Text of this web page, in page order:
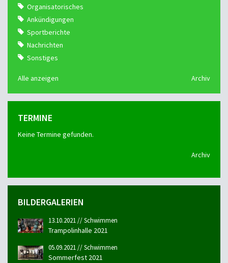
Organisatorisches
Ankündigungen
Sportberichte
Nachrichten
Sonstiges
Alle anzeigen Archiv
TERMINE
Keine Termine gefunden.
Archiv
BILDERGALERIEN
13.10.2021 // Schwimmen
Trampolinhalle 2021
05.09.2021 // Schwimmen
Sommerfest 2021